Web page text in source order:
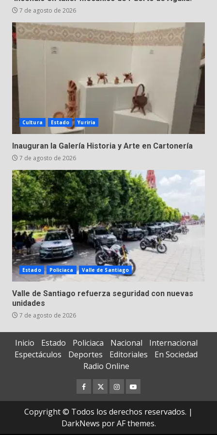
FUEGO A LA SECRETARÍA DE LA
DEFENSA NACIONAL
5 de agosto de 2026
7 de agosto de 2026
Cultura Estado Yuriria
Inauguran la Galería Historia y Arte en Cartonería
7 de agosto de 2026
Estado Policiaca Valle de Santiago
Valle de Santiago refuerza seguridad con nuevas
unidades
7 de agosto de 2026
Inicio Estado Policiaca Nacional
Internacional
Espectáculos
Deportes Editoriales
En Sociedad
Radio Online
Facebook
TwitterInstagram
Youtube
Copyright © Todos los derechos reservados. |
DarkNews por AF themes.